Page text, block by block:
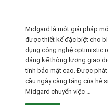
Midgard là một giải pháp
được thiết kế đặc biệt cho
dụng công nghệ optimistic
đáng kể thông lượng giao
tính bảo mật cao. Được
cầu ngày càng tăng của hệ
Midgard chuyển việc …